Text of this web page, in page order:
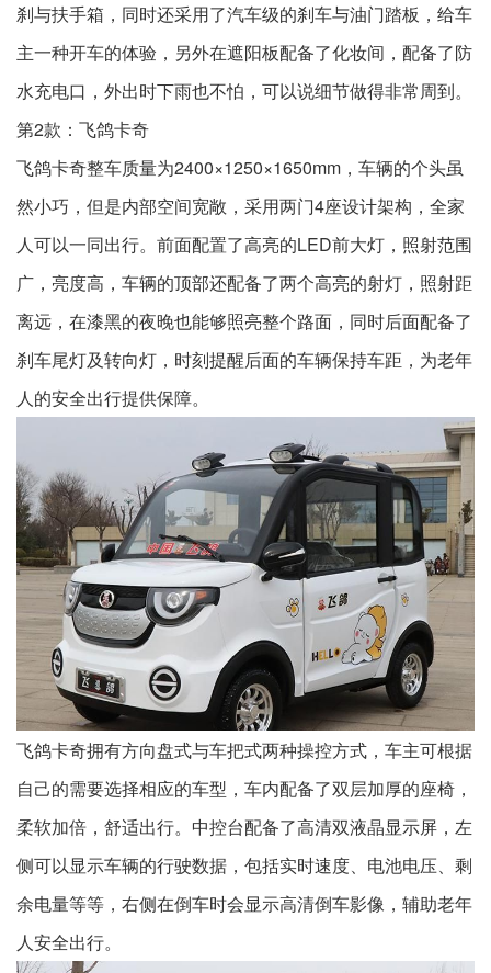
刹与扶手箱，同时还采用了汽车级的刹车与油门踏板，给车
主一种开车的体验，另外在遮阳板配备了化妆间，配备了防
水充电口，外出时下雨也不怕，可以说细节做得非常周到。
第2款：飞鸽卡奇
飞鸽卡奇整车质量为2400×1250×1650mm，车辆的个头虽
然小巧，但是内部空间宽敞，采用两门4座设计架构，全家
人可以一同出行。前面配置了高亮的LED前大灯，照射范围
广，亮度高，车辆的顶部还配备了两个高亮的射灯，照射距
离远，在漆黑的夜晚也能够照亮整个路面，同时后面配备了
刹车尾灯及转向灯，时刻提醒后面的车辆保持车距，为老年
人的安全出行提供保障。
飞鸽卡奇拥有方向盘式与车把式两种操控方式，车主可根据
自己的需要选择相应的车型，车内配备了双层加厚的座椅，
柔软加倍，舒适出行。中控台配备了高清双液晶显示屏，左
侧可以显示车辆的行驶数据，包括实时速度、电池电压、剩
余电量等等，右侧在倒车时会显示高清倒车影像，辅助老年
人安全出行。